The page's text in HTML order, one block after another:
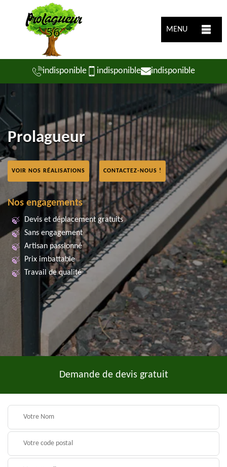
MENU
indisponible indisponible indisponible
Prolagueur
VOIR NOS RÉALISATIONS CONTACTEZ-NOUS !
Nos engagements
Devis et déplacement gratuits
Sans engagement
Artisan passionné
Prix imbattable
Travail de qualité
Demande de devis gratuit